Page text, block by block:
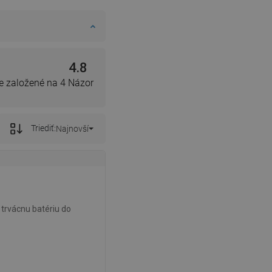
4.8
založené na 4 Názor
Triediť:Najnovší
batériu do